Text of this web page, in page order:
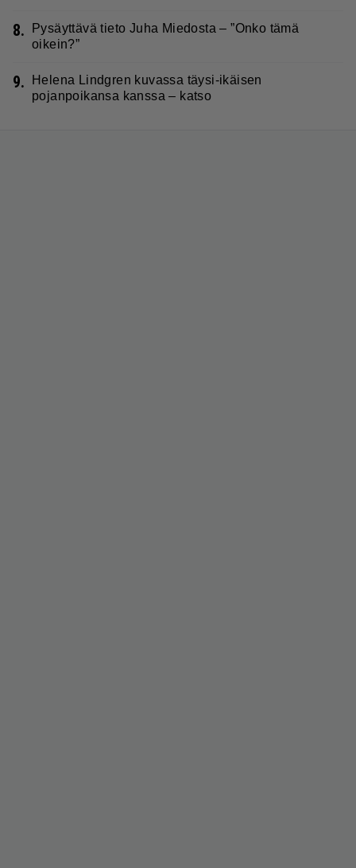
8.
Pysäyttävä tieto Juha Miedosta – ”Onko tämä
oikein?”
9.
Helena Lindgren kuvassa täysi-ikäisen
pojanpoikansa kanssa – katso